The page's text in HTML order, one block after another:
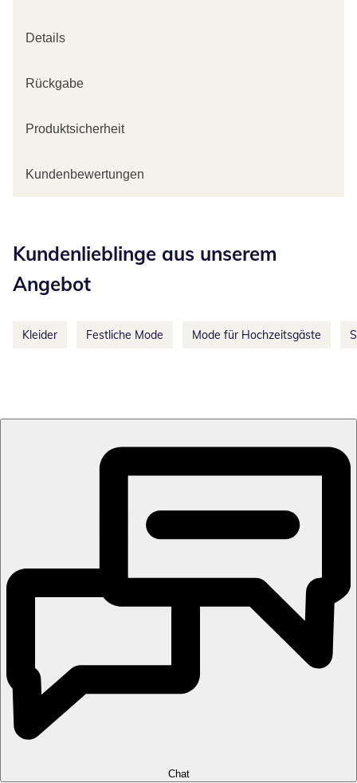
Details
Rückgabe
Produktsicherheit
Kundenbewertungen
Kundenlieblinge aus unserem
Angebot
Kleider Festliche Mode Mode für Hochzeitsgäste
Chat